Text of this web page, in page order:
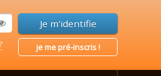
je me pré-inscris !